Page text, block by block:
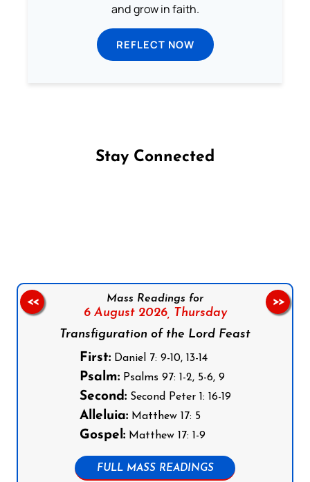
and grow in faith.
REFLECT NOW
Stay Connected
Mass Readings for
6 August 2026,
Thursday
Transfiguration of the Lord Feast
First:Daniel 7: 9-10, 13-14
Psalm:Psalms 97: 1-2, 5-6, 9
Second:Second Peter 1: 16-19
Alleluia:Matthew 17: 5
Gospel:Matthew 17: 1-9
FULL MASS READINGS
<< >>